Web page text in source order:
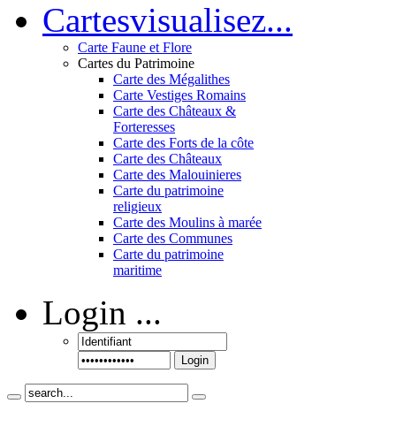
Cartesvisualisez...
Carte Faune et Flore
Cartes du Patrimoine
Carte des Mégalithes
Carte Vestiges Romains
Carte des Châteaux &
Forteresses
Carte des Forts de la côte
Carte des Châteaux
Carte des Malouinieres
Carte du patrimoine
religieux
Carte des Moulins à marée
Carte des Communes
Carte du patrimoine
maritime
Login ...
Login